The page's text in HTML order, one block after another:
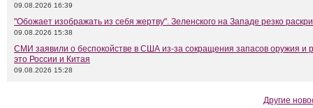
09.08.2026 16:39
"Обожает изображать из себя жертву". Зеленского на Западе резко
09.08.2026 15:38
СМИ заявили о беспокойстве в США из-за сокращения запасов оружия и
это России и Китая
09.08.2026 15:28
Другие